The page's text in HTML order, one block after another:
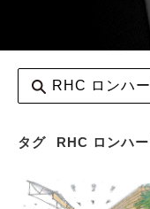
タグ RHC ロンハ
CAR&BIKE
LIFESTYLE
COLUMN